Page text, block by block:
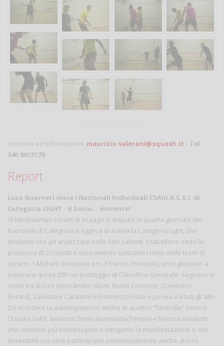
Iscrizioni ed informazioni: maurizio.valerani@squash.it - Tel.
340.8613179
Report
Luca Guarneri vince i Nazionali Individuali CSAIn A.S.S.I. di
Categoria LIGHT - Il Socio... vincente!
Al Mediolanum Forum di Assago si disputa la quarta giornata dei
Nazionali di Categoria e oggi va di scena la Categoria Light, che
andiamo ora ad analizzare nelle fasi salienti. Il tabellone vede la
presenza di 20 iscritti e sicuramente spiccano i nomi delle teste di
serie n. 1 Michele Bresciani e n. 2 Franco Trerotola, unici giocatori a
superare quota 200 nel punteggio di Classifica Generale; seguono a
ruota tra di loro Alessandro Albini, Mario Corcione, Domenico
Berardi, Salvatore Catalano e Francesco Gala e poi via via tuti gli altri.
Da ricordare la partecipazione anche di quattro “fanciulle” ovvero
Claudia Soldi, Beatrice Denti, Benedetta Pensini e Monica Basiliotti
che rendono più interessante e intrigante la manifestazione e che
incredibile ma vero partecipano contestualmente anche al loro